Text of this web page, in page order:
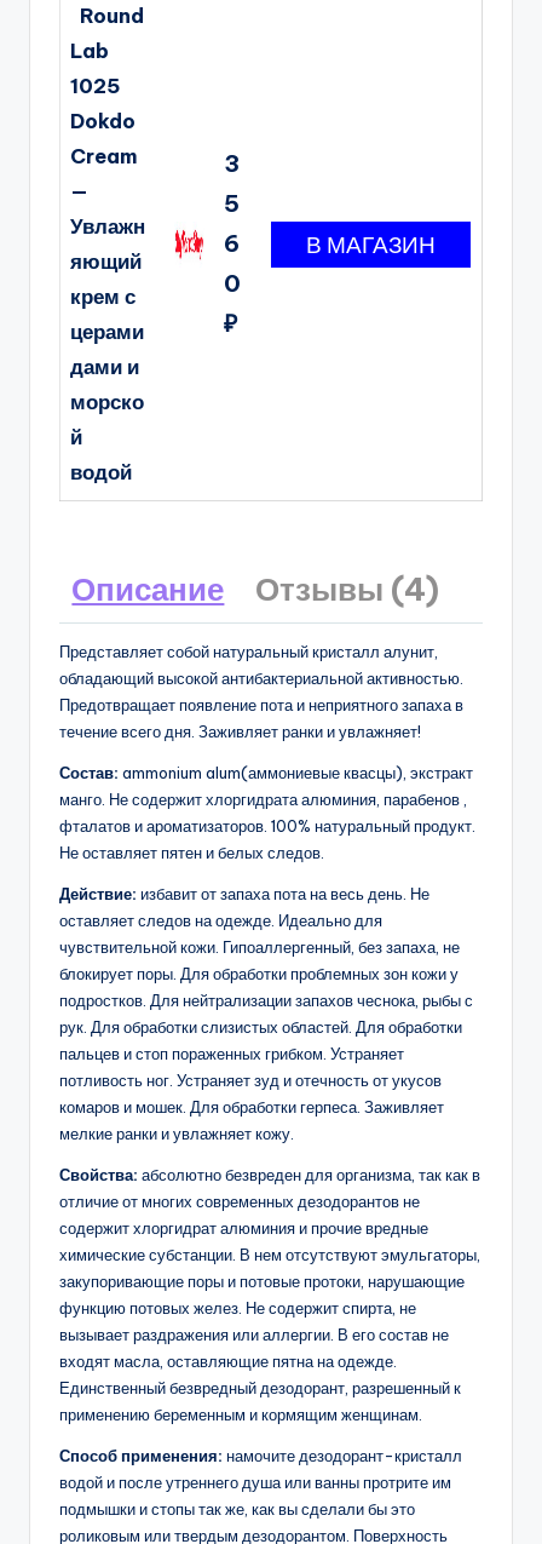
Round
Lab
1025
Dokdo
Cream
—
Увлажн
яющий
крем с
церами
дами и
морско
й
водой
3
5
6
0
₽
Описание Отзывы (4)
Представляет собой натуральный кристалл алунит,
обладающий высокой антибактериальной активностью.
Предотвращает появление пота и неприятного запаха в
течение всего дня. Заживляет ранки и увлажняет!
Состав: ammonium alum(аммониевые квасцы), экстракт
манго. Не содержит хлоргидрата алюминия, парабенов ,
фталатов и ароматизаторов. 100% натуральный продукт.
Не оставляет пятен и белых следов.
Действие: избавит от запаха пота на весь день. Не
оставляет следов на одежде. Идеально для
чувствительной кожи. Гипоаллергенный, без запаха, не
блокирует поры. Для обработки проблемных зон кожи у
подростков. Для нейтрализации запахов чеснока, рыбы с
рук. Для обработки слизистых областей. Для обработки
пальцев и стоп пораженных грибком. Устраняет
потливость ног. Устраняет зуд и отечность от укусов
комаров и мошек. Для обработки герпеса. Заживляет
мелкие ранки и увлажняет кожу.
Свойства: абсолютно безвреден для организма, так как в
отличие от многих современных дезодорантов не
содержит хлоргидрат алюминия и прочие вредные
химические субстанции. В нем отсутствуют эмульгаторы,
закупоривающие поры и потовые протоки, нарушающие
функцию потовых желез. Не содержит спирта, не
вызывает раздражения или аллергии. В его состав не
входят масла, оставляющие пятна на одежде.
Единственный безвредный дезодорант, разрешенный к
применению беременным и кормящим женщинам.
Способ применения: намочите дезодорант-кристалл
водой и после утреннего душа или ванны протрите им
подмышки и стопы так же, как вы сделали бы это
роликовым или твердым дезодорантом. Поверхность